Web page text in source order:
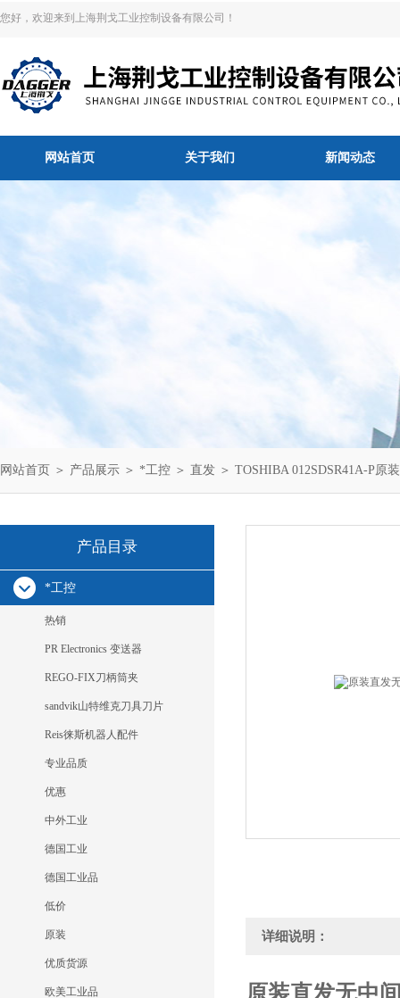
您好，欢迎来到上海荆戈工业控制设备有限公司！
网站首页 关于我们 新闻动态
网站首页 ＞ 产品展示 ＞ *工控 ＞ 直发 ＞ TOSHIBA 012SDSR41A-P原
产品目录
*工控
热销
PR Electronics 变送器
REGO-FIX刀柄筒夹
sandvik山特维克刀具刀片
Reis徕斯机器人配件
专业品质
优惠
中外工业
德国工业
德国工业品
低价
原装
优质货源
欧美工业品
详细说明：
原装直发无中